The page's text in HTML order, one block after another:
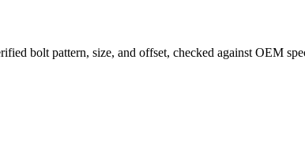
bolt pattern, size, and offset, checked against OEM